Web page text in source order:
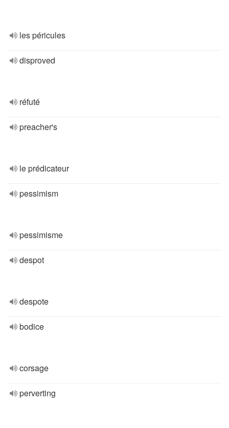
les péricules
disproved
réfuté
preacher's
le prédicateur
pessimism
pessimisme
despot
despote
bodice
corsage
perverting